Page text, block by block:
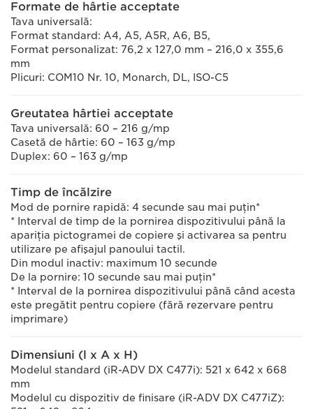
Formate de hârtie acceptate
Tava universală:
Format standard: A4, A5, A5R, A6, B5,
Format personalizat: 76,2 x 127,0 mm – 216,0 x 355,6
mm
Plicuri: COM10 Nr. 10, Monarch, DL, ISO-C5
Greutatea hârtiei acceptate
Tava universală: 60 – 216 g/mp
Casetă de hârtie: 60 – 163 g/mp
Duplex: 60 – 163 g/mp
Timp de încălzire
Mod de pornire rapidă: 4 secunde sau mai puţin*
* Interval de timp de la pornirea dispozitivului până la
apariţia pictogramei de copiere şi activarea sa pentru
utilizare pe afişajul panoului tactil.
Din modul inactiv: maximum 10 secunde
De la pornire: 10 secunde sau mai puţin*
* Interval de la pornirea dispozitivului până când acesta
este pregătit pentru copiere (fără rezervare pentru
imprimare)
Dimensiuni (l x A x H)
Modelul standard (iR-ADV DX C477i): 521 x 642 x 668
mm
Modelul cu dispozitiv de finisare (iR-ADV DX C477iZ):